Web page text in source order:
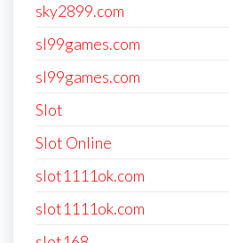
sky2899.com
sl99games.com
sl99games.com
Slot
Slot Online
slot1111ok.com
slot1111ok.com